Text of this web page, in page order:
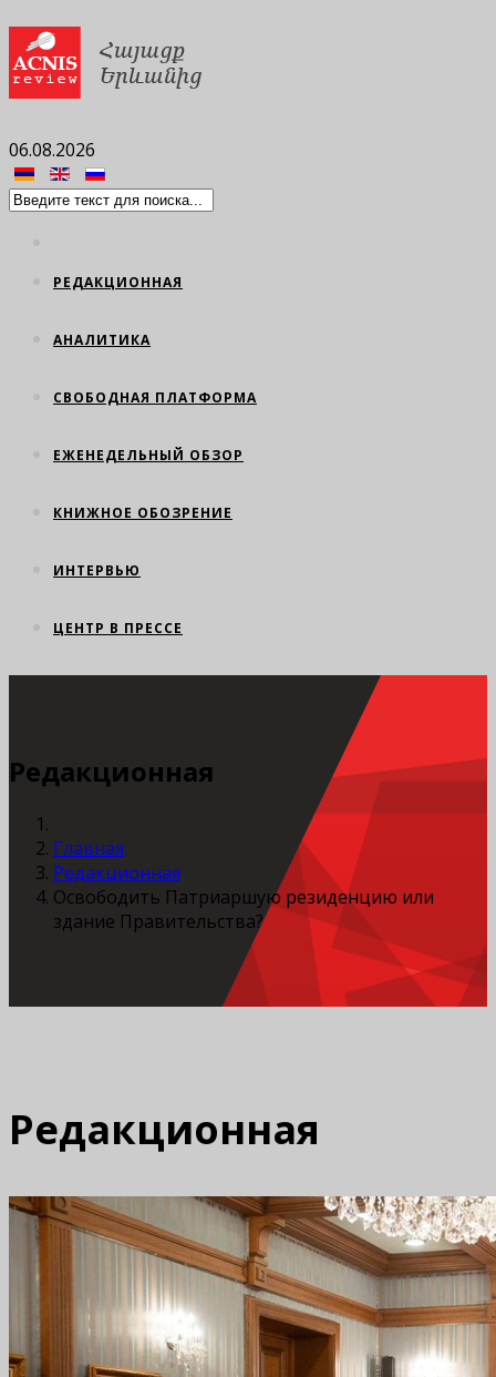
06.08.2026
РЕДАКЦИОННАЯ
АНАЛИТИКА
СВОБОДНАЯ ПЛАТФОРМА
ЕЖЕНЕДЕЛЬНЫЙ ОБЗОР
КНИЖНОЕ ОБОЗРЕНИЕ
ИНТЕРВЬЮ
ЦЕНТР В ПРЕССЕ
Редакционная
Главная
Редакционная
Освободить Патриаршую резиденцию или
здание Правительства?
Редакционная